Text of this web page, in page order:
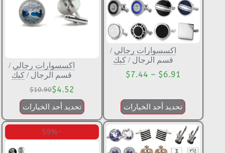
اكسسوارات رجالي /
قسم الرجال /كبك
$6.91
–
$7.44
تحديد أحد الخيارات
اكسسوارات رجالي /
قسم الرجال / كبك
$10.90$4.52
تحديد أحد الخيارات
-59%